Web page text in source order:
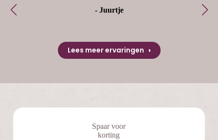
- Juurtje
Lees meer ervaringen
Spaar voor
korting